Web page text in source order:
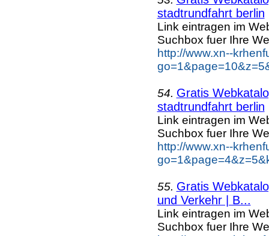
stadtrundfahrt berlin
Link eintragen im
Suchbox fuer Ihre
http://www.xn--
54. Gratis
stadtrundfahrt berlin
Link eintragen im
Suchbox fuer Ihre
http://www.xn--
55. Gratis
und Verkehr | B...
Link eintragen im
Suchbox fuer Ihre